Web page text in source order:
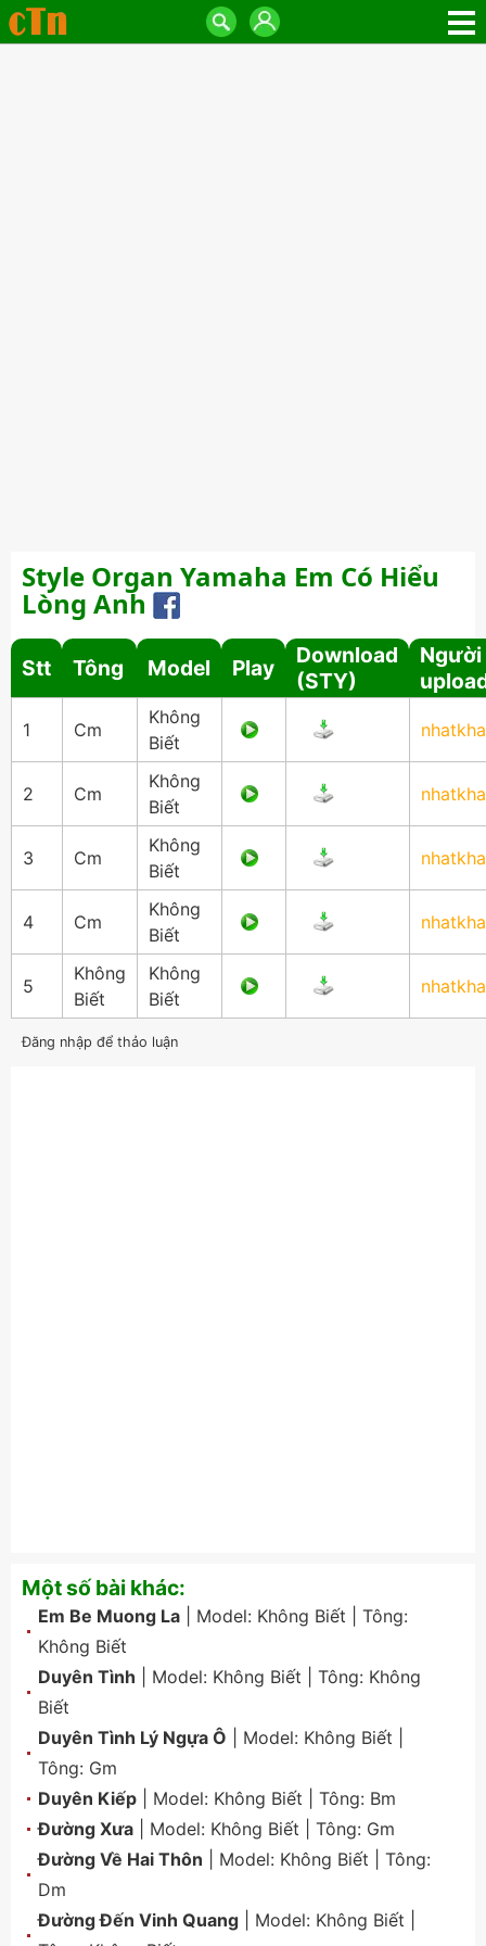
Style Organ Yamaha Em Có Hiểu
Lòng Anh
Stt Tông Model Play
Download
(STY)
Người
1 Cm
Không
Biết
2 Cm
Không
Biết
3 Cm
Không
Biết
4 Cm
Không
Biết
5
Không
Biết
Không
Biết
Đăng nhập để thảo luận
Một số bài khác:
Em Be Muong La | Model: Không Biết | Tông:
Không Biết
Duyên Tình | Model: Không Biết | Tông: Không
Biết
Duyên Tình Lý Ngựa Ô | Model: Không Biết
Tông: Gm
Duyên Kiếp | Model: Không Biết | Tông: Bm
Đường Xưa | Model: Không Biết | Tông: Gm
Đường Về Hai Thôn | Model: Không Biết | Tông:
Dm
Đường Đến Vinh Quang | Model: Không Biết